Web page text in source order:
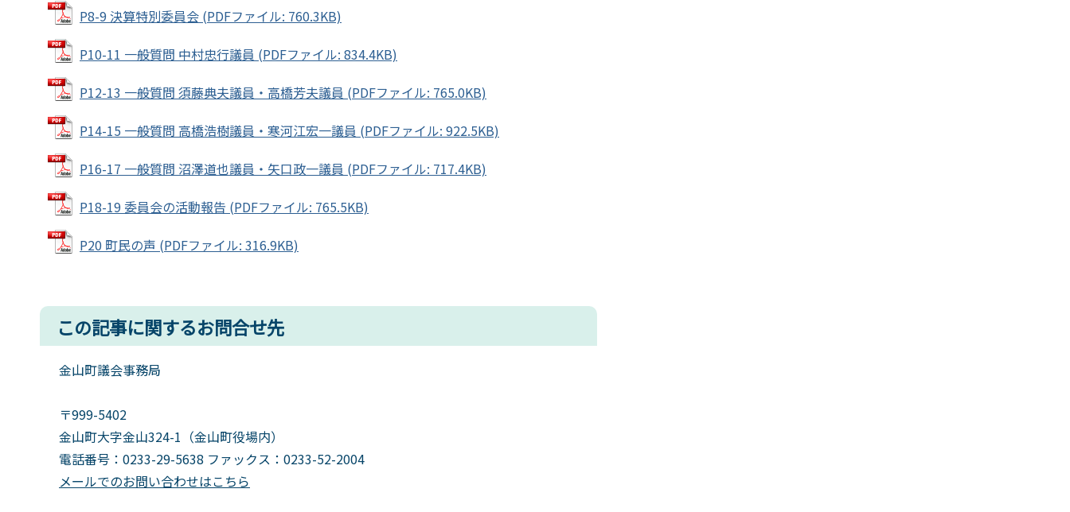
P8-9 決算特別委員会 (PDFファイル: 760.3KB)
P10-11 一般質問 中村忠行議員 (PDFファイル: 834.4KB)
P12-13 一般質問 須藤典夫議員・高橋芳夫議員 (PDFファイル: 765.0KB)
P14-15 一般質問 高橋浩樹議員・寒河江宏一議員 (PDFファイル: 922.5KB)
P16-17 一般質問 沼澤道也議員・矢口政一議員 (PDFファイル: 717.4KB)
P18-19 委員会の活動報告 (PDFファイル: 765.5KB)
P20 町民の声 (PDFファイル: 316.9KB)
この記事に関するお問合せ先
金山町議会事務局
〒999-5402
金山町大字金山324-1（金山町役場内）
電話番号：0233-29-5638 ファックス：0233-52-2004
メールでのお問い合わせはこちら